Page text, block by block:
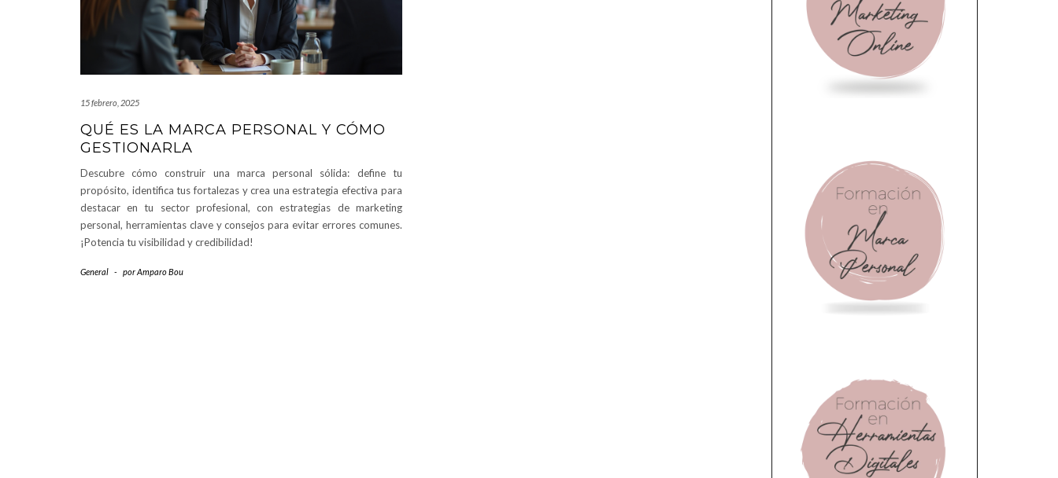
15 febrero, 2025
QUÉ ES LA MARCA PERSONAL Y CÓMO
GESTIONARLA
Descubre cómo construir una marca personal sólida: define tu
propósito, identifica tus fortalezas y crea una estrategia efectiva para
destacar en tu sector profesional, con estrategias de marketing
personal, herramientas clave y consejos para evitar errores comunes.
¡Potencia tu visibilidad y credibilidad!
General - porAmparo Bou